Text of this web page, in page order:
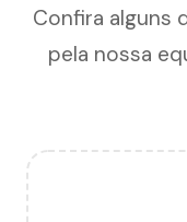
Confira alguns
pela nossa